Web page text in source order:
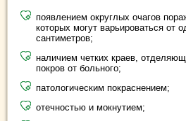
появлением округлых очагов
которых могут варьироваться от
сантиметров;
наличием четких краев,
покров от больного;
патологическим покраснением;
отечностью и мокнутием;